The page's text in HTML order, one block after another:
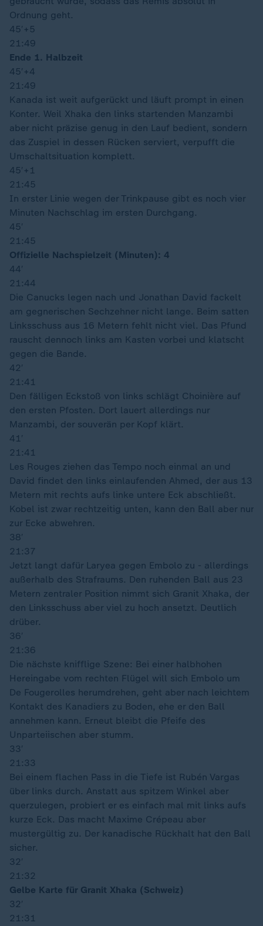
Ordnung geht.
45′ +5
21:49
Ende 1. Halbzeit
45′ +4
21:49
Kanada ist weit aufgerückt und läuft prompt in einen
Konter. Weil Xhaka den links startenden Manzambi
aber nicht präzise genug in den Lauf bedient, sondern
das Zuspiel in dessen Rücken serviert, verpufft die
Umschaltsituation komplett.
45′ +1
21:45
In erster Linie wegen der Trinkpause gibt es noch vier
Minuten Nachschlag im ersten Durchgang.
45′
21:45
Offizielle Nachspielzeit (Minuten): 4
44′
21:44
Die Canucks legen nach und Jonathan David fackelt
am gegnerischen Sechzehner nicht lange. Beim satten
Linksschuss aus 16 Metern fehlt nicht viel. Das Pfund
rauscht dennoch links am Kasten vorbei und klatscht
gegen die Bande.
42′
21:41
Den fälligen Eckstoß von links schlägt Choinière auf
den ersten Pfosten. Dort lauert allerdings nur
Manzambi, der souverän per Kopf klärt.
41′
21:41
Les Rouges ziehen das Tempo noch einmal an und
David findet den links einlaufenden Ahmed, der aus 13
Metern mit rechts aufs linke untere Eck abschließt.
Kobel ist zwar rechtzeitig unten, kann den Ball aber nur
zur Ecke abwehren.
38′
21:37
Jetzt langt dafür Laryea gegen Embolo zu - allerdings
außerhalb des Strafraums. Den ruhenden Ball aus 23
Metern zentraler Position nimmt sich Granit Xhaka, der
den Linksschuss aber viel zu hoch ansetzt. Deutlich
drüber.
36′
21:36
Die nächste knifflige Szene: Bei einer halbhohen
Hereingabe vom rechten Flügel will sich Embolo um
De Fougerolles herumdrehen, geht aber nach leichtem
Kontakt des Kanadiers zu Boden, ehe er den Ball
annehmen kann. Erneut bleibt die Pfeife des
Unparteiischen aber stumm.
33′
21:33
Bei einem flachen Pass in die Tiefe ist Rubén Vargas
über links durch. Anstatt aus spitzem Winkel aber
querzulegen, probiert er es einfach mal mit links aufs
kurze Eck. Das macht Maxime Crépeau aber
mustergültig zu. Der kanadische Rückhalt hat den Ball
sicher.
32′
21:32
Gelbe Karte für Granit Xhaka (Schweiz)
32′
21:31